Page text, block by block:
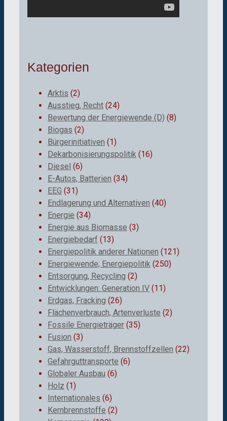
Kategorien
Arktis (2)
Ausstieg, Recht (24)
Bewertung der Energiewende (D) (8)
Biogas (2)
Bürgerinitiativen (1)
Dekarbonisierungspolitik (16)
Diesel (6)
E-Autos, Batterien (34)
EEG (31)
Endlagerung und Alternativen (40)
Energie (34)
Energie aus Biomasse (3)
Energiebedarf (13)
Energiepolitik anderer Nationen (121)
Energiewende; Energiepolitik (250)
Entsorgung, Recycling (2)
Entwicklungen: Generation IV (11)
Erdgas, Fracking (26)
Flächenverbrauch, Artenverluste (2)
Fossile Energieträger (35)
Fusion (3)
Gas, Wasserstoff, Brennstoffzellen (22)
Gefahrguttransporte (6)
Globaler Ausbau (6)
Holz (1)
Internationales (6)
Kernbrennstoffe (2)